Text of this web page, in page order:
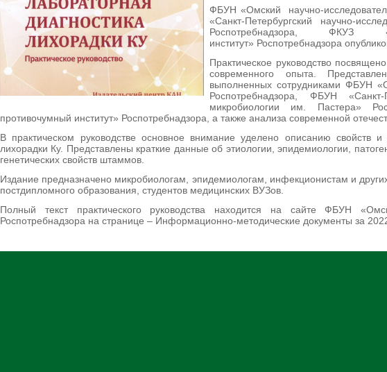
ФБУН «Омский научно-
«Санкт-Петербургский научно-
Роспотребнадзора, ФКУЗ
институт» Роспотребнадзора
Практическое руководство
современного опыта.
выполненных сотрудниками ФБУН
Роспотребнадзора, ФБУН «Санкт-
микробиологии им. Пастера»
противочумный институт» Роспотребнадзора, а также анализа современной
В практическом руководстве основное внимание уделено описанию свойств
лихорадки Ку. Представлены краткие данные об этиологии, эпидемиологии,
генетических свойств штаммов.
Издание предназначено микробиологам, эпидемиологам, инфекционистам и
постдипломного образования, студентов медицинских ВУЗов.
Полный текст практического руководства находится на сайте ФБУН
Роспотребнадзора на странице – Информационно-методические документы за